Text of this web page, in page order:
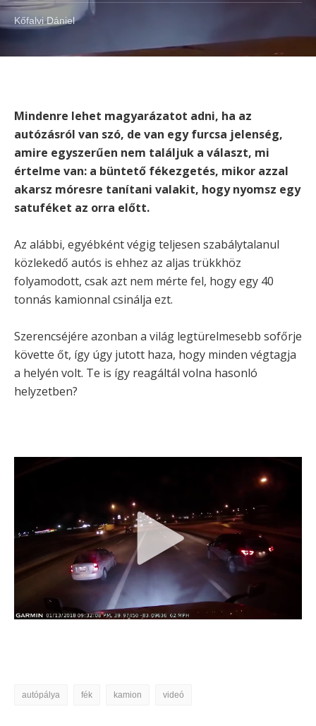
Kőfalvi Dániel
Mindenre lehet magyarázatot adni, ha az
autózásról van szó, de van egy furcsa jelenség,
amire egyszerűen nem találjuk a választ, mi
értelme van: a büntető fékezgetés, mikor azzal
akarsz móresre tanítani valakit, hogy nyomsz egy
satuféket az orra előtt.
Az alábbi, egyébként végig teljesen szabálytalanul
közlekedő autós is ehhez az aljas trükkhöz
folyamodott, csak azt nem mérte fel, hogy egy 40
tonnás kamionnal csinálja ezt.
Szerencséjére azonban a világ legtürelmesebb sofőrje
követte őt, így úgy jutott haza, hogy minden végtagja
a helyén volt. Te is így reagáltál volna hasonló
helyzetben?
autópálya fék kamion videó